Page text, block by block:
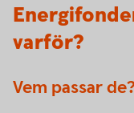
varför?
Vem passar